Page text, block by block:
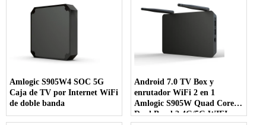
Amlogic S905W4 SOC 5G
Caja de TV por Internet WiFi
de doble banda
Android 7.0 TV Box y
enrutador WiFi 2 en 1
Amlogic S905W Quad Core
Dual Band 2.4G/5G WIFI